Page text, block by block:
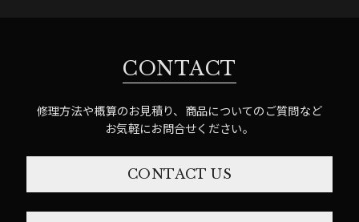
CONTACT
修理方法や概算のお見積り、商品についてのご質問など
お気軽にお問合せください。
CONTACT US